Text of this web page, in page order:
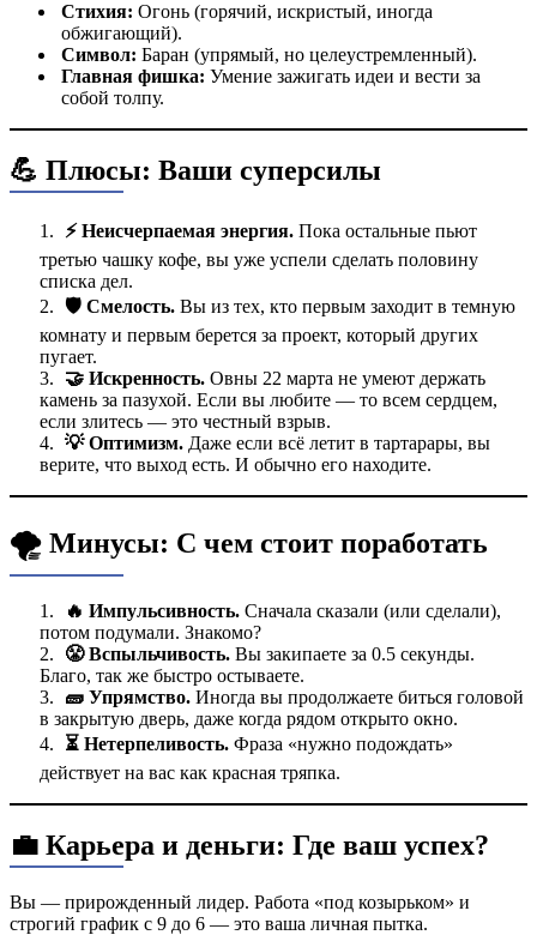
Стихия: Огонь (горячий, искристый, иногда
обжигающий).
Символ: Баран (упрямый, но целеустремленный).
Главная фишка: Умение зажигать идеи и вести за
собой толпу.
💪 Плюсы: Ваши суперсилы
⚡ Неисчерпаемая энергия. Пока остальные пьют
третью чашку кофе, вы уже успели сделать половину
списка дел.
🛡️ Смелость. Вы из тех, кто первым заходит в темную
комнату и первым берется за проект, который других
пугает.
🤝 Искренность. Овны 22 марта не умеют держать
камень за пазухой. Если вы любите — то всем сердцем,
если злитесь — это честный взрыв.
💡 Оптимизм. Даже если всё летит в тартарары, вы
верите, что выход есть. И обычно его находите.
🌪️ Минусы: С чем стоит поработать
🔥 Импульсивность. Сначала сказали (или сделали),
потом подумали. Знакомо?
😤 Вспыльчивость. Вы закипаете за 0.5 секунды.
Благо, так же быстро остываете.
🧱 Упрямство. Иногда вы продолжаете биться головой
в закрытую дверь, даже когда рядом открыто окно.
⏳ Нетерпеливость. Фраза «нужно подождать»
действует на вас как красная тряпка.
💼 Карьера и деньги: Где ваш успех?
Вы — прирожденный лидер. Работа «под козырьком» и
строгий график с 9 до 6 — это ваша личная пытка.